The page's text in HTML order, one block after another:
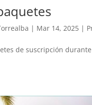
| Mar 14, 2025 |
de suscripción